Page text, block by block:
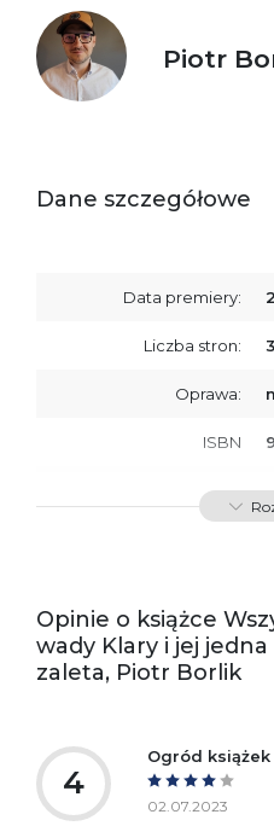
Piotr
Dane szczegółowe
Data premiery:
Liczba stron:
Oprawa:
ISBN
SKU:
Opinie o książce
wady Klary i jej jedna
zaleta, Piotr Borlik
4
Ogród książek
02.07.2023